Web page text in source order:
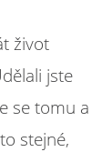
život
jste
se tomu a
stejné,